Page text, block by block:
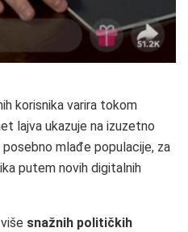
korisnika varira tokom
lajva ukazuje na izuzetno
mlađe populacije, za
putem novih digitalnih
snažnih političkih